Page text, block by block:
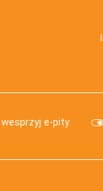
wesprzyj e-pity